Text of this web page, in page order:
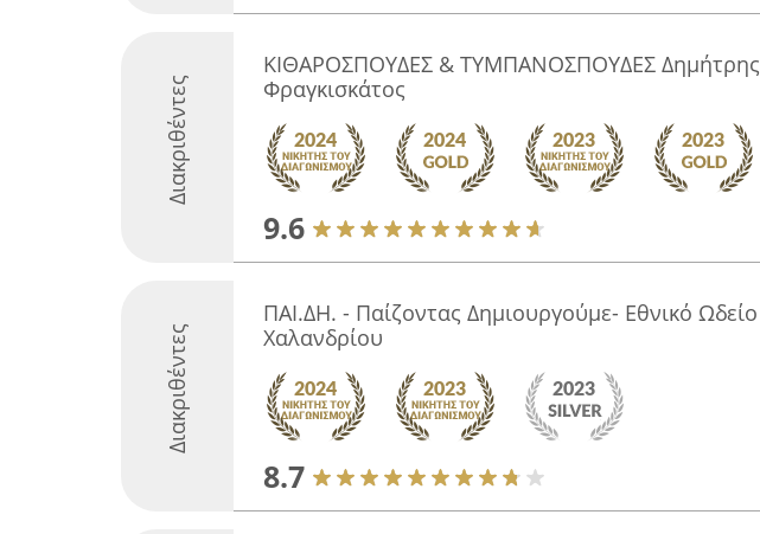
Διακριθέντες
ΚΙΘΑΡΟΣΠΟΥΔΕΣ & ΤΥΜΠΑΝΟΣΠΟΥΔΕΣ Δημήτρης
Φραγκισκάτος
9.6
Διακριθέντες
ΠΑΙ.ΔΗ. - Παίζοντας Δημιουργούμε- Εθνικό Ωδείο
Χαλανδρίου
8.7